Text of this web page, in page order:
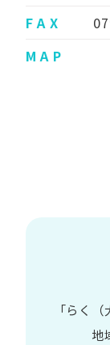
F A X
M A P
「らく​
地